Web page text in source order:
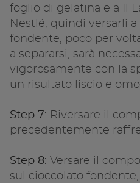
foglio di gelatina e a Il
Nestlé, quindi versarli
fondente, poco per
a separarsi, sarà
vigorosamente con la
un risultato liscio e
Step 7: Riversare il
precedentemente
Step 8: Versare il
sul cioccolato